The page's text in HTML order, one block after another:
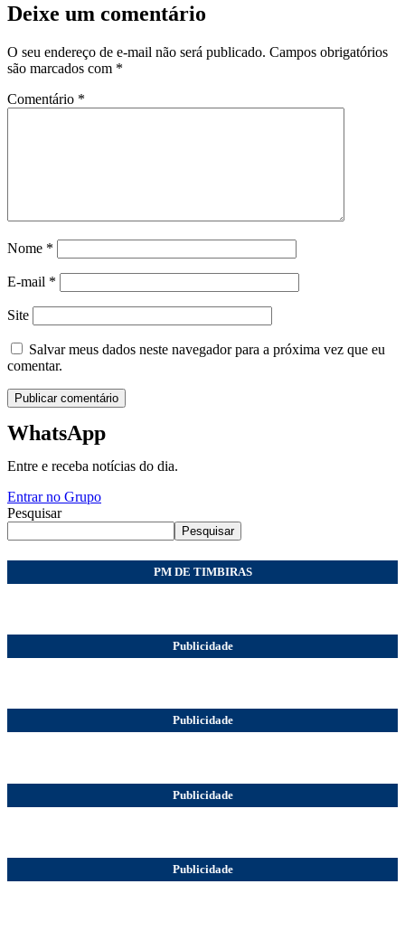
Deixe um comentário
O seu endereço de e-mail não será publicado. Campos obrigatórios
são marcados com *
Comentário *
Nome *
E-mail *
Site
Salvar meus dados neste navegador para a próxima vez que eu
comentar.
WhatsApp
Entre e receba notícias do dia.
Entrar no Grupo
Pesquisar
Pesquisar
PM DE TIMBIRAS
Publicidade
Publicidade
Publicidade
Publicidade